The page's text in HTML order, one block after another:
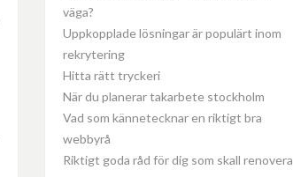
väga?
Uppkopplade lösningar är populärt inom
rekrytering
Hitta rätt tryckeri
När du planerar takarbete stockholm
Vad som kännetecknar en riktigt bra
webbyrå
Riktigt goda råd för dig som skall renovera